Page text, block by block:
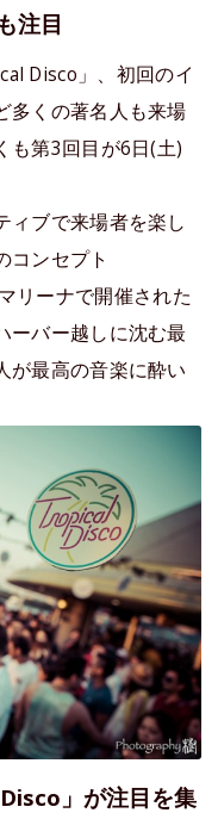
注目
Disco」、初回のイ
多くの著名人も来場
も第3回目が6日(土)
ィブで来場者を楽し
コンセプト
リーナで開催された
ーバー越しに沈む最
が最高の音楽に酔い
」が注目を集